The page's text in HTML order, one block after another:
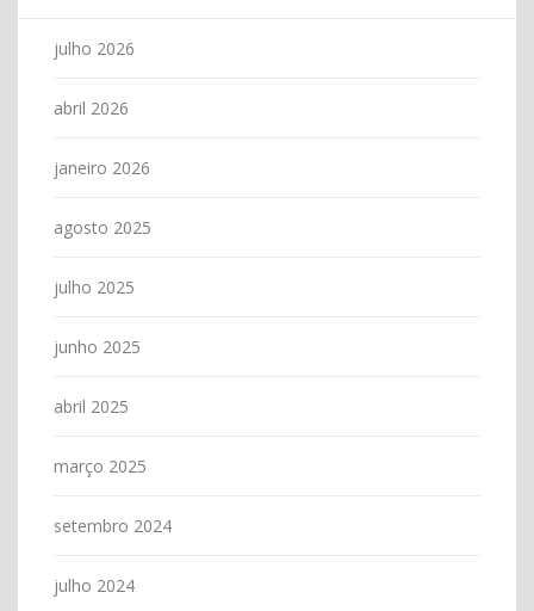
julho 2026
abril 2026
janeiro 2026
agosto 2025
julho 2025
junho 2025
abril 2025
março 2025
setembro 2024
julho 2024